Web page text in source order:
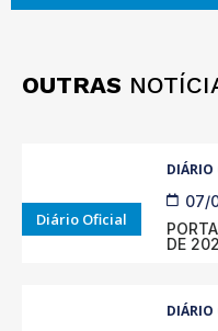
OUTRAS
Diário Oficial
DIÁRIO
07/
DE
DIÁRIO